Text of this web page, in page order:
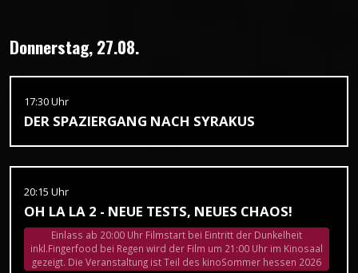
Donnerstag, 27.08.
17:30 Uhr
DER SPAZIERGANG NACH SYRAKUS
20:15 Uhr
OH LA LA 2 - NEUE TESTS, NEUES CHAOS!
Einlass ab 20:00 Uhr Filmstart bei Eintritt der Dunkelheit
inkl.Fingerfood bei Regen wird der Film um 21:00 Uhr im Kinosaal
gezeigt. Die Veranstaltung ist Teil des kinoSommer hessen 2026